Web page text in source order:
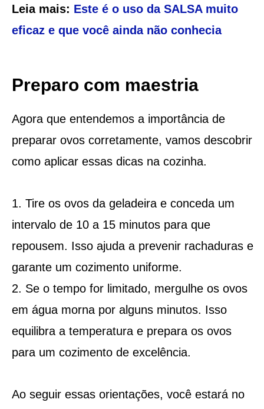
Leia mais: Este é o uso da SALSA muito
eficaz e que você ainda não conhecia
Preparo com maestria
Agora que entendemos a importância de
preparar ovos corretamente, vamos descobrir
como aplicar essas dicas na cozinha.
Tire os ovos da geladeira e conceda um
intervalo de 10 a 15 minutos para que
repousem. Isso ajuda a prevenir rachaduras e
garante um cozimento uniforme.
Se o tempo for limitado, mergulhe os ovos
em água morna por alguns minutos. Isso
equilibra a temperatura e prepara os ovos
para um cozimento de excelência.
Ao seguir essas orientações, você estará no